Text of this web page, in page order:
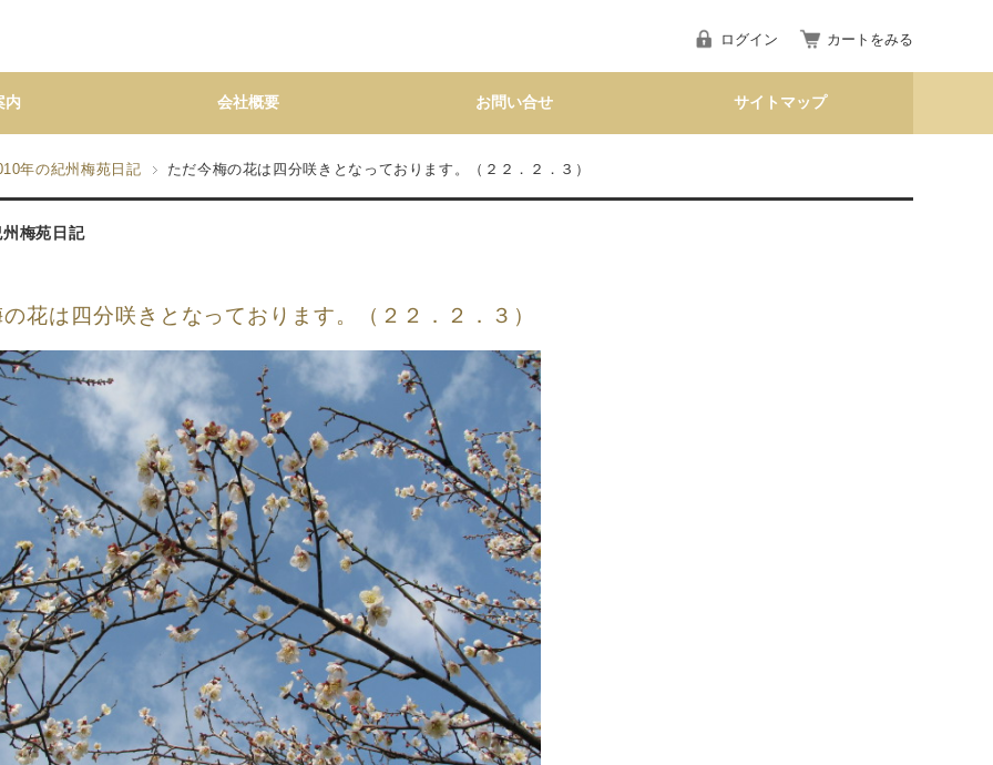
ログイン カートをみる
内 会社概要 お問い合せ サイトマップ
年の紀州梅苑日記 ただ今梅の花は四分咲きとなっております。（２２．２．３）
梅苑日記
花は四分咲きとなっております。（２２．２．３）